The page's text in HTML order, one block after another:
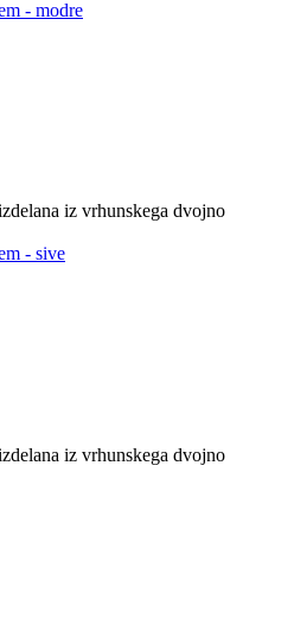
iz vrhunskega dvojno
iz vrhunskega dvojno